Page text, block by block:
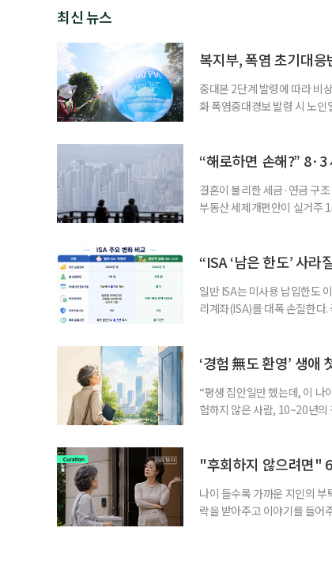
최신 뉴스
복지부, 폭염 초기대
중대본 2단계 발령에 따라 비
화 폭염중대경보 발령 시 노
책본부(중대본) 2단계(심각)가
“해로하면 손해?” 8·3
결혼이 불리한 세금·연금 구
부동산 세제개편안이 실거주
부가 각자 집 한 채씩을 보유
“ISA ‘남은 한도’ 사
일반 ISA는 미사용 납입한도
리계좌(ISA)를 대폭 손질한다
기 때문이다. 지난 3일 발표된
‘경험 無도 환영’ 생애
“평생 집안일만 했는데, 이 나
험하지 않은 사람, 10~20년의
경험이 풍부한 고령자는 중요
"후회하지 않으려면"
나이 들수록 가까운 지인의
락을 받아주고 이야기를 들어